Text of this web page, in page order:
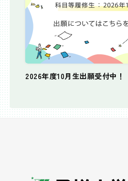
2026年度10月生出願受付中！
個別相談会